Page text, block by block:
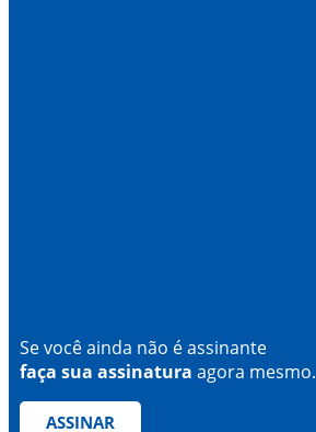
Se você ainda não é assinante
faça sua assinatura agora mesmo.
ASSINAR